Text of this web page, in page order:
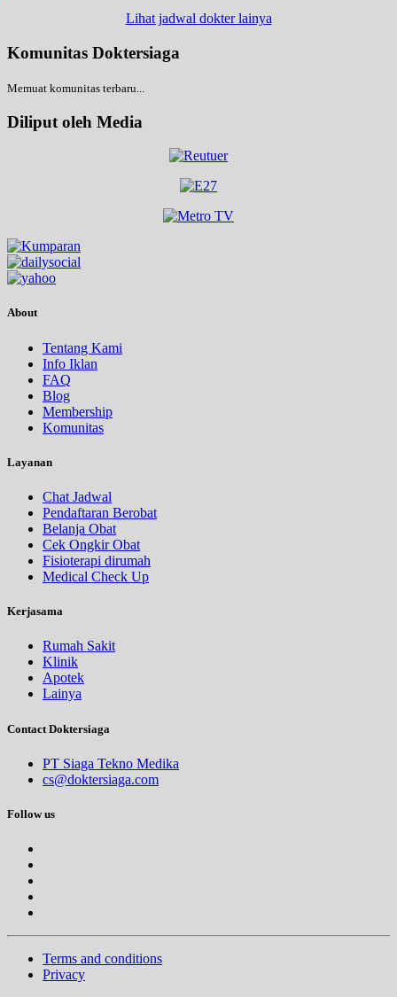
Lihat jadwal dokter lainya
Komunitas Doktersiaga
Memuat komunitas terbaru...
Diliput oleh Media
About
Tentang Kami
Info Iklan
FAQ
Blog
Membership
Komunitas
Layanan
Chat Jadwal
Pendaftaran Berobat
Belanja Obat
Cek Ongkir Obat
Fisioterapi dirumah
Medical Check Up
Kerjasama
Rumah Sakit
Klinik
Apotek
Lainya
Contact Doktersiaga
PT Siaga Tekno Medika
cs@doktersiaga.com
Follow us
Terms and conditions
Privacy